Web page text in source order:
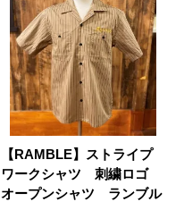
【RAMBLE】ストライプ
ワークシャツ 刺繍ロゴ
オープンシャツ ランブル